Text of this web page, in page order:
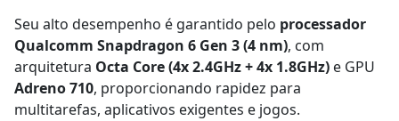
Seu alto desempenho é garantido pelo processador
Qualcomm Snapdragon 6 Gen 3 (4 nm), com
arquitetura Octa Core (4x 2.4GHz + 4x 1.8GHz) e GPU
Adreno 710, proporcionando rapidez para
multitarefas, aplicativos exigentes e jogos.